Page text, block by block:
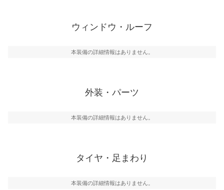
ウィンドウ・ルーフ
本装備の詳細情報はありません。
外装・パーツ
本装備の詳細情報はありません。
タイヤ・足まわり
本装備の詳細情報はありません。